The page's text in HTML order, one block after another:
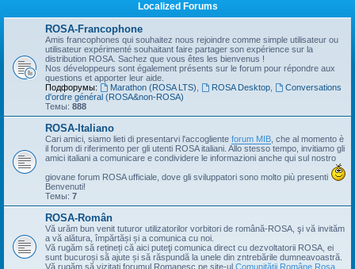
Localized Forums
ROSA-Francophone
Amis francophones qui souhaitez nous rejoindre comme simple utilisateur ou
utilisateur expérimenté souhaitant faire partager son expérience sur la
distribution ROSA. Sachez que vous êtes les bienvenus !
Nos développeurs sont également présents sur le forum pour répondre aux
questions et apporter leur aide.
Подфорумы:
Marathon (ROSA LTS) ROSA Desktop,
Conversations
d'ordre général (ROSA&non-ROSA)
Темы: 888
ROSA-Italiano
Cari amici, siamo lieti di presentarvi l'accogliente forum MIB , che al momento è
il forum di riferimento per gli utenti ROSA italiani. Allo stesso tempo, invitiamo gli
amici italiani a comunicare e condividere le informazioni anche qui sul nostro
giovane forum ROSA ufficiale, dove gli sviluppatori sono molto più presenti
Benvenuti!
Темы: 7
ROSA-Român
Vă urăm bun venit tuturor utilizatorilor vorbitori de română-ROSA, şi vă invităm
a vă alătura, împărtăși și a comunica cu noi.
Vă rugăm să rețineți că aici puteţi comunica direct cu dezvoltatorii ROSA, ei
sunt bucuroși să ajute și să răspundă la unele din zntrebările dumneavoastră.
Vă rugăm să vizitați forumul Romanesc pe site-ul Comunităţii Române Rosa